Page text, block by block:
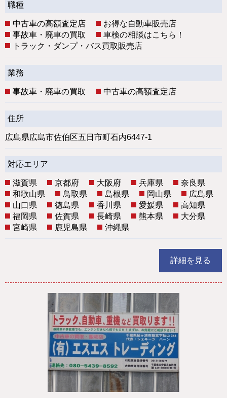
職種
中古車の高額査定店
お得な自動車販売店
事故車・廃車の買取
車検の相談はこちら！
トラック・ダンプ・バス買取販売店
業務
事故車・廃車の買取 中古車の高額査定店
住所
広島県広島市佐伯区五日市町石内6447-1
対応エリア
滋賀県 京都府 大阪府 兵庫県
奈良県
和歌山県
鳥取県 島根県 岡山県
広島県
山口県
徳島県 香川県 愛媛県
高知県
福岡県
佐賀県 長崎県 熊本県
大分県
宮崎県
鹿児島県 沖縄県
詳細を見る